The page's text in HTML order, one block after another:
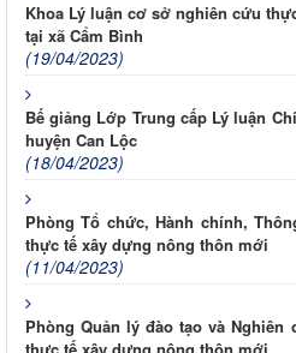
Khoa Lý luận cơ sở nghiên cứu
tại xã Cẩm Bình
(19/04/2023)
Bế giảng Lớp Trung cấp Lý luận
huyện Can Lộc
(18/04/2023)
Phòng Tổ chức, Hành chính,
thực tế xây dựng nông thôn mới
(11/04/2023)
Phòng Quản lý đào tạo và